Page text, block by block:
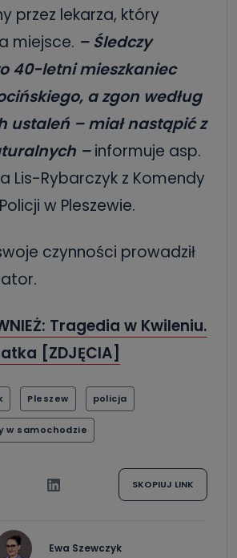
przez lekarza, który
miejsce. – Śledczy
40-letni mieszkaniec
a zgon według
ustaleń – miał nastąpić z
– informuje asp.
Lis-Rybarczyk z Komendy
w Pleszewie.
czynności prowadził
Tragedia w Kwileniu.
[ZDJĘCIA]
Pleszew policja
w samochodzie
SKOPIUJ LINK
Ewa Szewczyk